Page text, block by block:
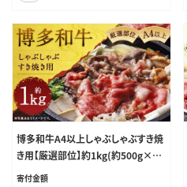
博多和牛A4以上しゃぶしゃぶすき焼
き用【厳選部位】約1kg(約500g×2
パック)
寄付金額